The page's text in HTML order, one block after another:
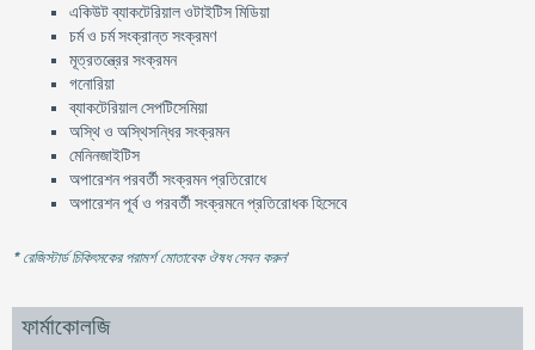
একিউট ব্যাকটেরিয়াল ওটাইটিস মিডিয়া
চর্ম ও চর্ম সংক্রান্ত সংক্রমণ
মূত্রতন্ত্রের সংক্রমন
গনোরিয়া
ব্যাকটেরিয়াল সেপটিসেমিয়া
অস্থি ও অস্থিসন্ধির সংক্রমন
মেনিনজাইটিস
অপারেশন পরবর্তী সংক্রমন প্রতিরোধে
অপারেশন পূর্ব ও পরবর্তী সংক্রমনে প্রতিরোধক হিসেবে
* রেজিস্টার্ড চিকিৎসকের পরামর্শ মোতাবেক ঔষধ সেবন করুন'
ফার্মাকোলজি